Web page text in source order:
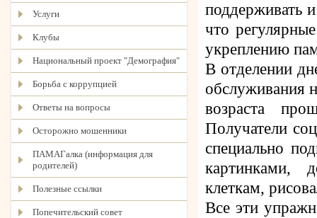
Услуги
Клубы
Национальный проект "Демография"
Борьба с коррупцией
Ответы на вопросы
Осторожно мошенники
ПАМАГалка (информация для
родителей)
Полезные ссылки
Попечительский совет
поддерживать
что
укреплению
В отделении
обслуживания
возраста
Получатели
специально
картинками,
клеткам,
Все эти